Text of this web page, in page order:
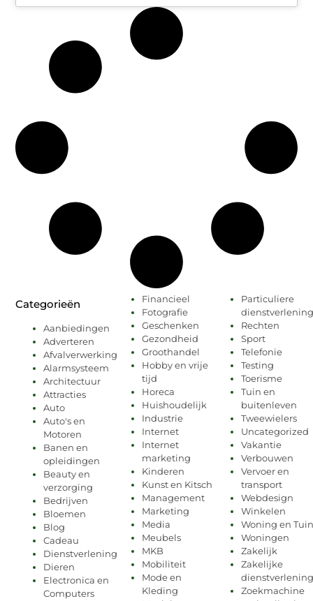
Categorieën
Aanbiedingen
Adverteren
Afvalverwerking
Alarmsysteem
Architectuur
Attracties
Auto
Auto's en
Motoren
Banen en
opleidingen
Beauty en
verzorging
Bedrijven
Bloemen
Blog
Cadeau
Dienstverlening
Dieren
Electronica en
Computers
Financieel
Fotografie
Geschenken
Gezondheid
Groothandel
Hobby en vrije
tijd
Horeca
Huishoudelijk
Industrie
Internet
Internet
marketing
Kinderen
Kunst en Kitsch
Management
Marketing
Media
Meubels
MKB
Mobiliteit
Mode en
Kleding
Particuliere
dienstverlening
Rechten
Sport
Telefonie
Testing
Toerisme
Tuin en
buitenleven
Tweewielers
Uncategorized
Vakantie
Verbouwen
Vervoer en
transport
Webdesign
Winkelen
Woning en Tuin
Woningen
Zakelijk
Zakelijke
dienstverlening
Zoekmachine